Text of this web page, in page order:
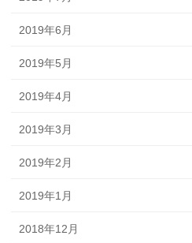
2019年6月
2019年5月
2019年4月
2019年3月
2019年2月
2019年1月
2018年12月